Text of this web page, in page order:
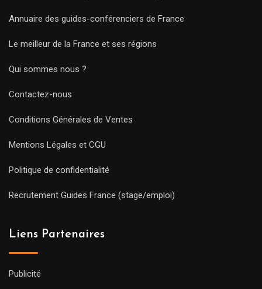
Annuaire des guides-conférenciers de France
Le meilleur de la France et ses régions
Qui sommes nous ?
Contactez-nous
Conditions Générales de Ventes
Mentions Légales et CGU
Politique de confidentialité
Recrutement Guides France (stage/emploi)
Liens Partenaires
Publicité